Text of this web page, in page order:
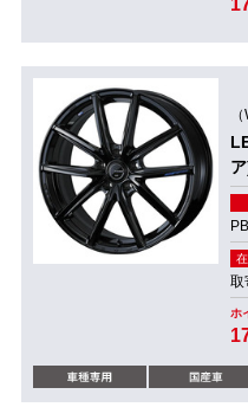
取
ホ